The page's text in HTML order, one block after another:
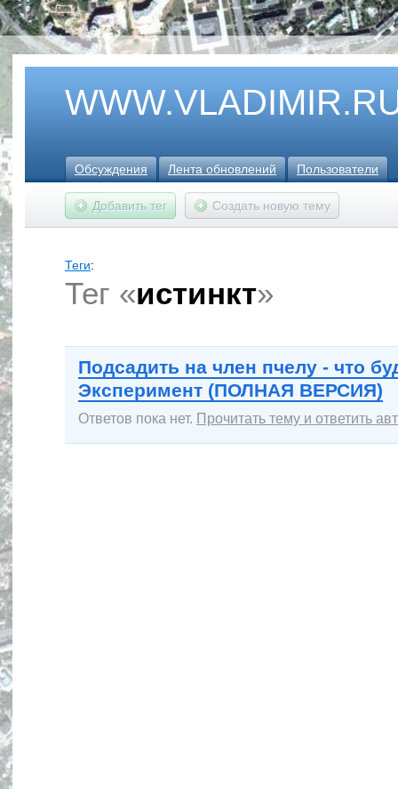
Обсуждения Лента обновлений Пользователи
Добавить тег Создать новую тему
Теги:
Тег «истинкт»
Подсадить на член пчелу - что
Эксперимент (ПОЛНАЯ ВЕРСИЯ)
Ответов пока нет. Прочитать тему и ответить